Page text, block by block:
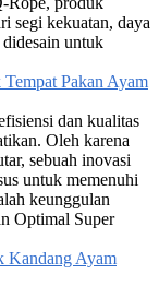
segi kekuatan, daya
untuk
Pakan Ayam
dan kualitas
Oleh karena
sebuah inovasi
untuk memenuhi
keunggulan
Optimal Super
Kandang Ayam